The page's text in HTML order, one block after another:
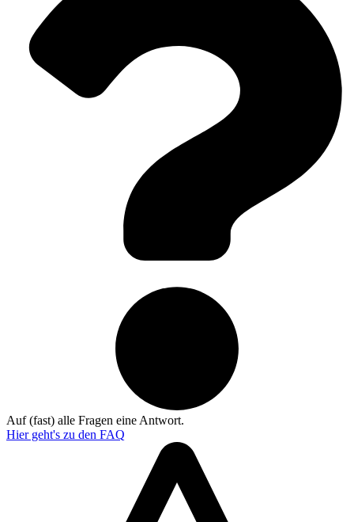
Auf (fast) alle Fragen eine Antwort.
Hier geht's zu den FAQ